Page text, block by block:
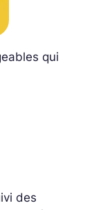
qui
des